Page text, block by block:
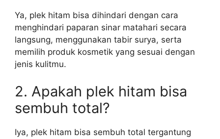
Ya, plek hitam bisa dihindari dengan cara
menghindari paparan sinar matahari secara
langsung, menggunakan tabir surya, serta
memilih produk kosmetik yang sesuai dengan
jenis kulitmu.
2. Apakah plek hitam bisa
sembuh total?
Iya, plek hitam bisa sembuh total tergantung